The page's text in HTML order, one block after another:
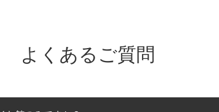
よくあるご質問